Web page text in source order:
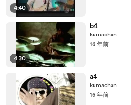
4:40
4:30
b4
kumachan
16 年前
a4
kumachan
16 年前